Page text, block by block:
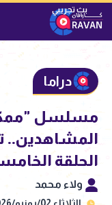
دراما
مسلسل
المشاهدين..
الحلقة
ولاء محمد
الثلاثاء 02/يونيو/2026 - 08:57 م